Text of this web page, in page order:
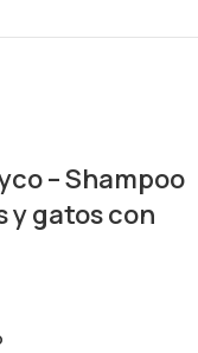
– Shampoo
y gatos con